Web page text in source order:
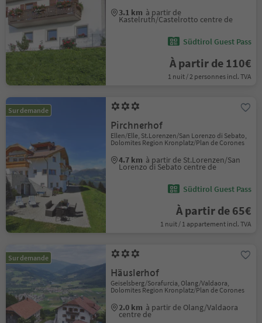
3.1 km à partir de
Kastelruth/Castelrotto centre de
Südtirol Guest Pass
À partir de 110€
1 nuit / 2 personnes incl. TVA
Sur demande
Pirchnerhof
Ellen/Elle, St.Lorenzen/San Lorenzo di Sebato,
Dolomites Region Kronplatz/Plan de Corones
4.7 km à partir de St.Lorenzen/San
Lorenzo di Sebato centre de
Südtirol Guest Pass
À partir de 65€
1 nuit / 1 appartement incl. TVA
Sur demande
Häuslerhof
Geiselsberg/Sorafurcia, Olang/Valdaora,
Dolomites Region Kronplatz/Plan de Corones
2.0 km à partir de Olang/Valdaora
centre de